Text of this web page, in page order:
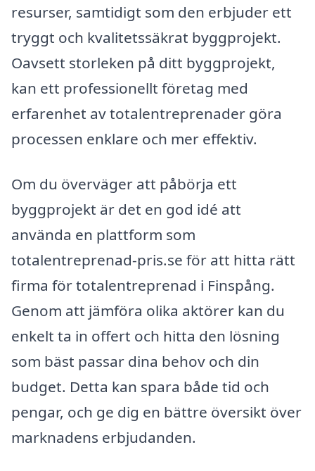
resurser, samtidigt som den erbjuder ett
tryggt och kvalitetssäkrat byggprojekt.
Oavsett storleken på ditt byggprojekt,
kan ett professionellt företag med
erfarenhet av totalentreprenader göra
processen enklare och mer effektiv.
Om du överväger att påbörja ett
byggprojekt är det en god idé att
använda en plattform som
totalentreprenad-pris.se för att hitta rätt
firma för totalentreprenad i Finspång.
Genom att jämföra olika aktörer kan du
enkelt ta in offert och hitta den lösning
som bäst passar dina behov och din
budget. Detta kan spara både tid och
pengar, och ge dig en bättre översikt över
marknadens erbjudanden.